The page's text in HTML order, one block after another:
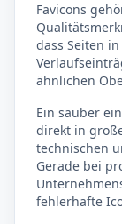
Favicons
dass Seiten in
ähnlichen
Ein sauber
direkt in
technischen
Gerade bei
fehlerhafte